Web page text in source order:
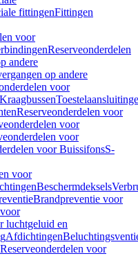
fittingenFittingen
voor
Reserveonderdelen
andere
op andere
voor
Kraagbussen
Reserveonderdelen voor
voor
voor
voor BuissifonsS-
voor
Beschermdeksels
Brandpreventie voor
luchtgeluid en
Afdichtingen
Reserveonderdelen voor